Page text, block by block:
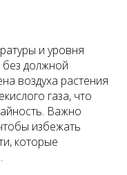
и уровня
должной
воздуха растения
газа, что
Важно
избежать
которые